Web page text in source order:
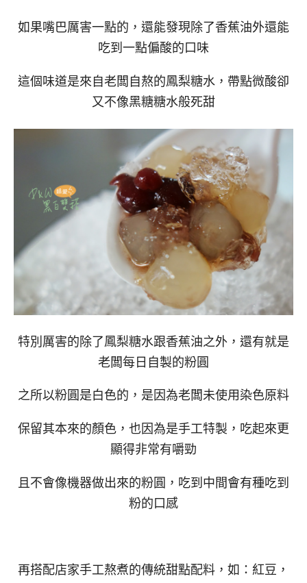
如果嘴巴厲害一點的，還能發現除了香蕉油外還能
吃到一點偏酸的口味
這個味道是來自老闆自熬的鳳梨糖水，帶點微酸卻
又不像黑糖糖水般死甜
特別厲害的除了鳳梨糖水跟香蕉油之外，還有就是
老闆每日自製的粉圓
之所以粉圓是白色的，是因為老闆未使用染色原料
保留其本來的顏色，也因為是手工特製，吃起來更
顯得非常有嚼勁
且不會像機器做出來的粉圓，吃到中間會有種吃到
粉的口感
再搭配店家手工熬煮的傳統甜點配料，如：紅豆，